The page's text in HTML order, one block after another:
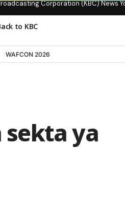
Corporation (KBC) News
to KBC
WAFCON 2026
ya